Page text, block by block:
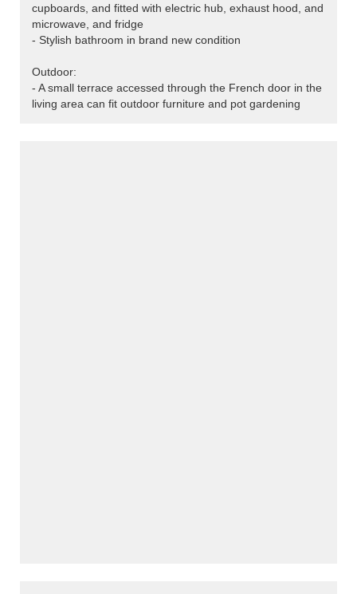
cupboards, and fitted with electric hub, exhaust hood, and
microwave, and fridge
- Stylish bathroom in brand new condition
Outdoor:
- A small terrace accessed through the French door in the
living area can fit outdoor furniture and pot gardening